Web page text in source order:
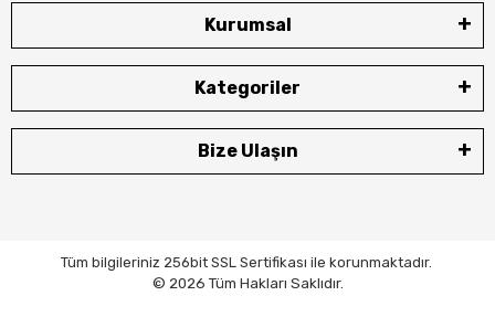
Kurumsal
Kategoriler
Bize Ulaşın
Tüm bilgileriniz 256bit SSL Sertifikası ile korunmaktadır.
© 2026 Tüm Hakları Saklıdır.